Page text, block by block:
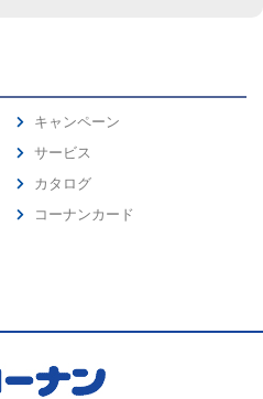
キャンペーン
サービス
カタログ
コーナンカード